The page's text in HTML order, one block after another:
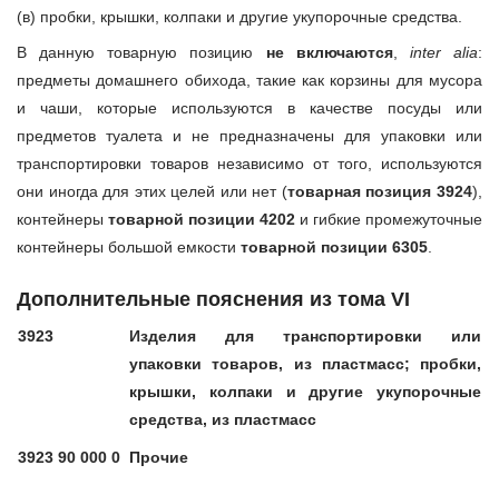
(в) пробки, крышки, колпаки и другие укупорочные средства.
В данную товарную позицию не включаются, inter alia:
предметы домашнего обихода, такие как корзины для мусора
и чаши, которые используются в качестве посуды или
предметов туалета и не предназначены для упаковки или
транспортировки товаров независимо от того, используются
они иногда для этих целей или нет (товарная позиция 3924),
контейнеры товарной позиции 4202 и гибкие промежуточные
контейнеры большой емкости товарной позиции 6305
Дополнительные пояснения из тома VI
3923
Изделия для транспортировки или
упаковки товаров, из пластмасс; пробки,
крышки, колпаки и другие укупорочные
средства, из пластмасс
3923 90 000 0 Прочие